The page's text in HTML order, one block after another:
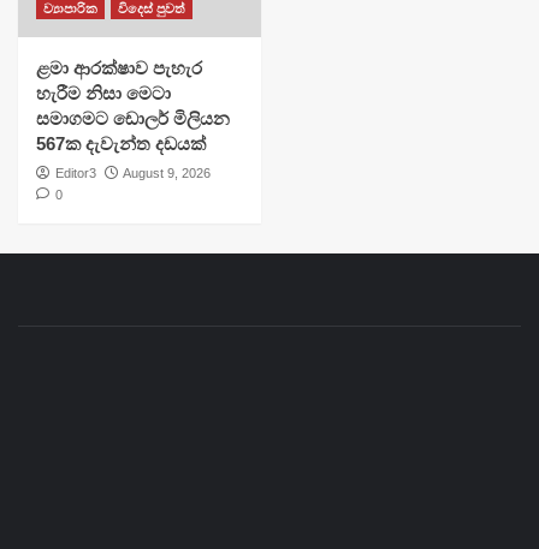
ව්‍යාපාරික විදෙස් පුවත්
ළමා ආරක්ෂාව පැහැර
හැරීම නිසා මෙටා
සමාගමට ඩොලර් මිලියන
567ක දැවැන්ත දඩයක්
Editor3
August 9, 2026
0